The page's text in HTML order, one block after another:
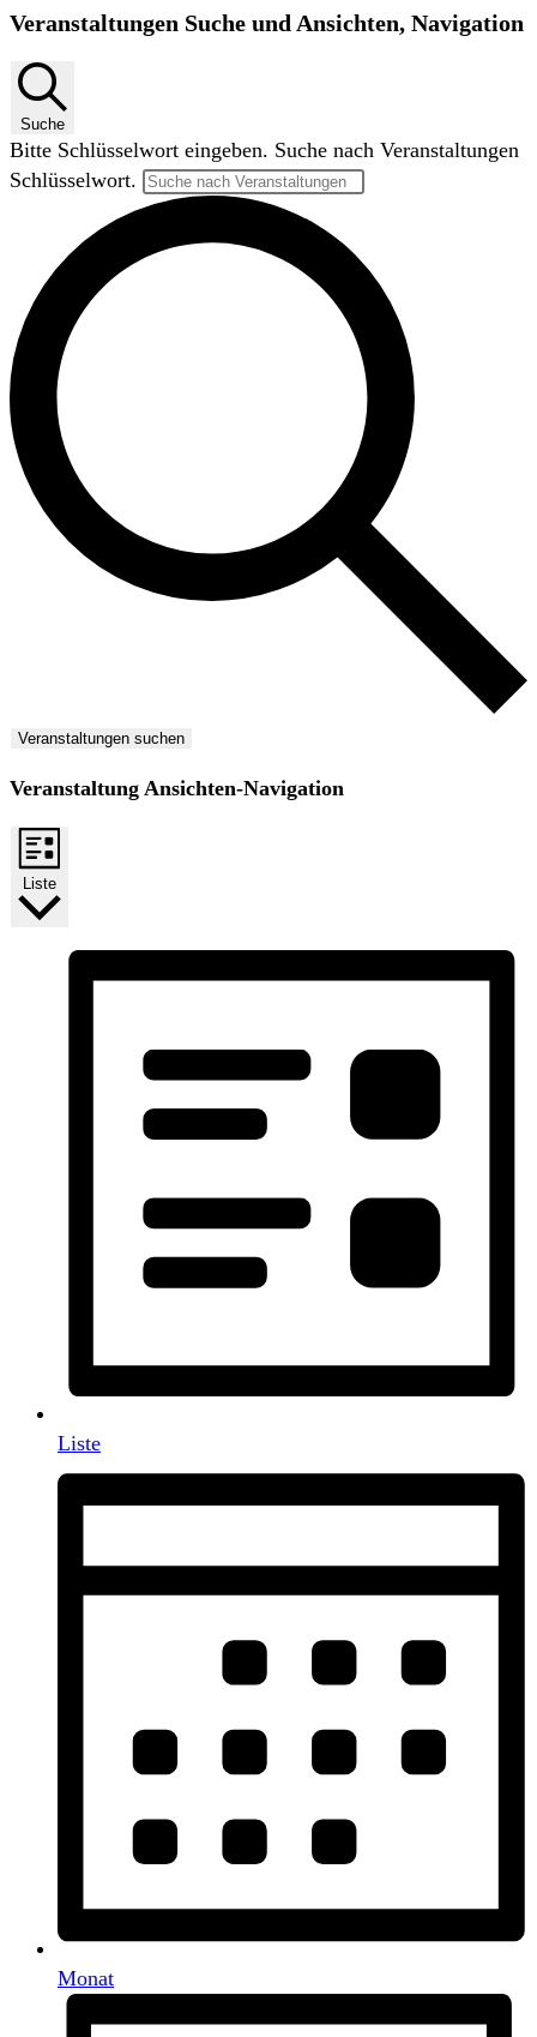
Veranstaltungen Suche und Ansichten, Navigation
Suche
Bitte Schlüsselwort eingeben. Suche nach Veranstaltungen
Schlüsselwort.
Veranstaltungen suchen
Veranstaltung Ansichten-Navigation
Liste
Liste
Monat